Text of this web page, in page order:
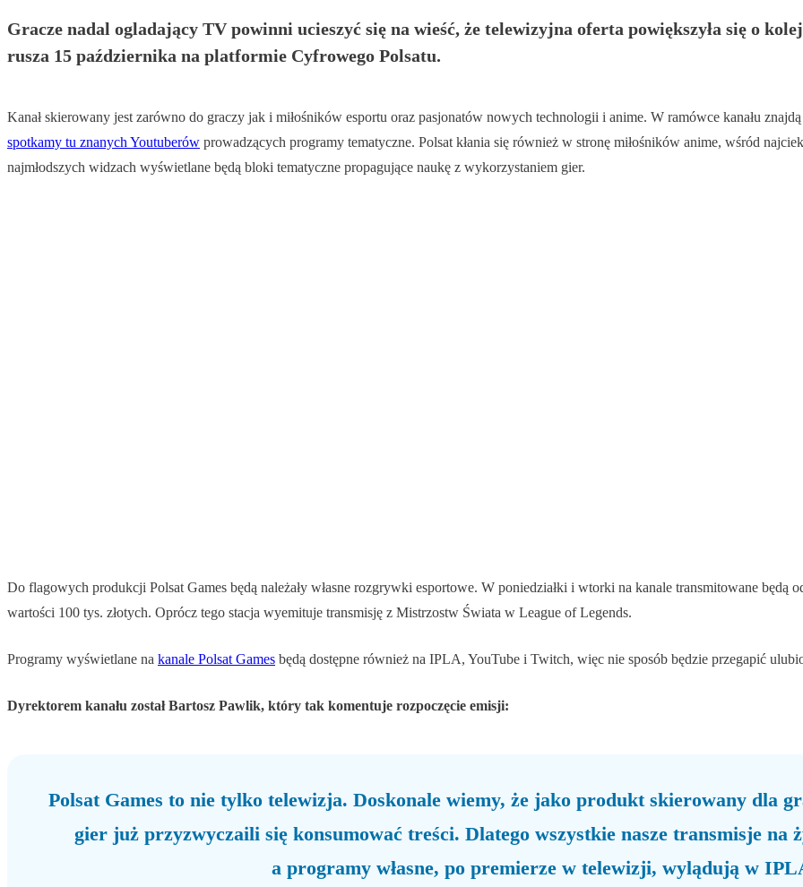
Gracze nadal ogladający TV powinni ucieszyć się na wieść, że telewizyjna oferta powiększyła się o
rusza 15 października na platformie Cyfrowego Polsatu.
Kanał skierowany jest zarówno do graczy jak i miłośników esportu oraz pasjonatów nowych technologii i anime. W ramówce kanału
spotkamy tu znanych Youtuberów prowadzących programy tematyczne. Polsat kłania się również w stronę miłośników anime, wśród
najmłodszych widzach wyświetlane będą bloki tematyczne propagujące naukę z wykorzystaniem gier.
Do flagowych produkcji Polsat Games będą należały własne rozgrywki esportowe. W poniedziałki i wtorki na kanale transmitowane
wartości 100 tys. złotych. Oprócz tego stacja wyemituje transmisję z Mistrzostw Świata w League of Legends.
Programy wyświetlane na kanale Polsat Games będą dostępne również na IPLA, YouTube i Twitch, więc nie sposób będzie przegapić
Dyrektorem kanału został Bartosz Pawlik, który tak komentuje rozpoczęcie emisji:
Polsat Games to nie tylko telewizja. Doskonale wiemy, że jako produkt skierowany dla
gier już przyzwyczaili się konsumować treści. Dlatego wszystkie nasze transmisje na
a programy własne, po premierze w telewizji, wylądują w